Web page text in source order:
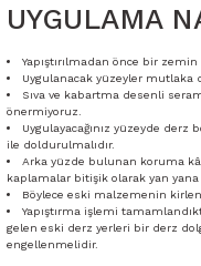
UYGULAMA
Yapıştırılmadan önce bir
Uygulanacak yüzeyler mutlaka
Sıva ve kabartma desenli
önermiyoruz.
Uygulayacağınız yüzeyde
ile doldurulmalıdır.
Arka yüzde bulunan koruma
kaplamalar bitişik olarak yan yana
Böylece eski malzemenin
Yapıştırma işlemi
gelen eski derz yerleri bir derz
engellenmelidir.